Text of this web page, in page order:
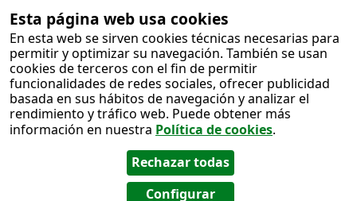
Esta página web usa cookies
En esta web se sirven cookies técnicas necesarias para
permitir y optimizar su navegación. También se usan
cookies de terceros con el fin de permitir
funcionalidades de redes sociales, ofrecer publicidad
basada en sus hábitos de navegación y analizar el
rendimiento y tráfico web. Puede obtener más
información en nuestra Política de cookies.